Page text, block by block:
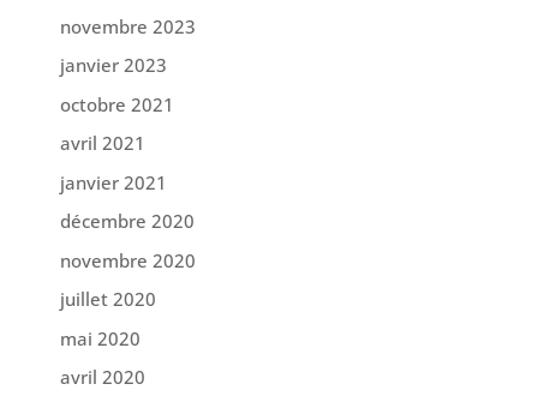
novembre 2023
janvier 2023
octobre 2021
avril 2021
janvier 2021
décembre 2020
novembre 2020
juillet 2020
mai 2020
avril 2020